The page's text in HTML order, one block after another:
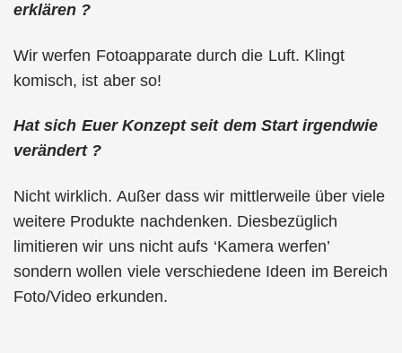
erklären ?
Wir werfen Fotoapparate durch die Luft. Klingt
komisch, ist aber so!
Hat sich Euer Konzept seit dem Start irgendwie
verändert ?
Nicht wirklich. Außer dass wir mittlerweile über viele
weitere Produkte nachdenken. Diesbezüglich
limitieren wir uns nicht aufs ‘Kamera werfen’
sondern wollen viele verschiedene Ideen im Bereich
Foto/Video erkunden.